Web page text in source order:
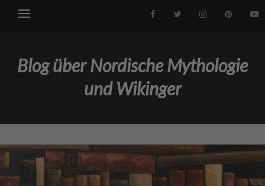
Blog über Nordische Mythologie
und Wikinger